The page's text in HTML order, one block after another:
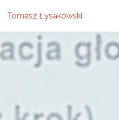
Tomasz Łysakowski